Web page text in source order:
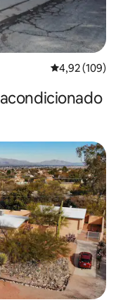
Calificación
4,92 (109)